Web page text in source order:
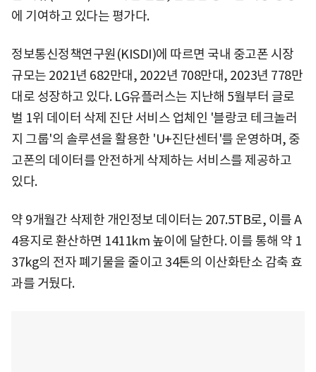
에 기여하고 있다는 평가다.
정보통신정책연구원(KISDI)에 따르면 국내 중고폰 시장
규모는 2021년 682만대, 2022년 708만대, 2023년 778만
대로 성장하고 있다. LG유플러스는 지난해 5월부터 글로
벌 1위 데이터 삭제 진단 서비스 업체인 '블랑코 테크놀러
지 그룹'의 솔루션을 활용한 'U+진단센터'를 운영하며, 중
고폰의 데이터를 안전하게 삭제하는 서비스를 제공하고
있다.
약 9개월간 삭제한 개인정보 데이터는 207.5TB로, 이를 A
4용지로 환산하면 1411km 높이에 달한다. 이를 통해 약 1
37kg의 전자 폐기물을 줄이고 34톤의 이산화탄소 감축 효
과를 거뒀다.